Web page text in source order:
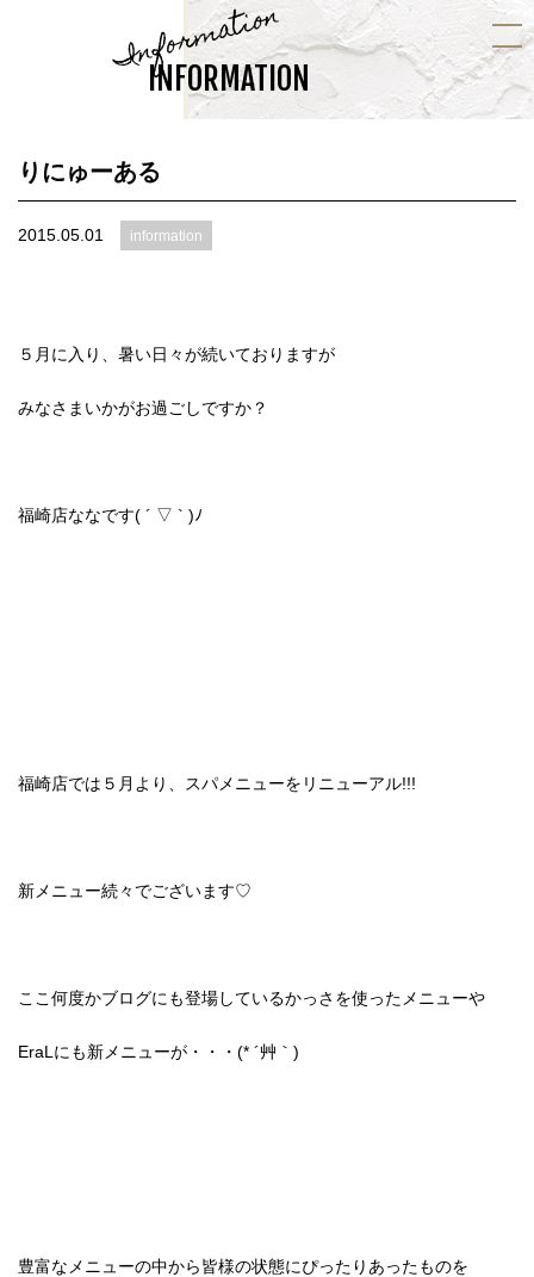
Information
INFORMATION
りにゅーある
2015.05.01 information
５月に入り、暑い日々が続いておりますが
みなさまいかがお過ごしですか？
福崎店ななです( ´ ▽ ` )ﾉ
福崎店では５月より、スパメニューをリニューアル!!!
新メニュー続々でございます♡
ここ何度かブログにも登場しているかっさを使ったメニューや
EraLにも新メニューが・・・(* ´艸｀)
豊富なメニューの中から皆様の状態にぴったりあったものを